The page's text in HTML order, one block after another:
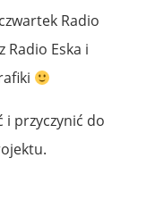
Radio
Radio Eska i
i przyczynić do